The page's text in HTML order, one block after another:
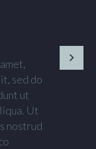
sed do
ut
Ut
nostrud